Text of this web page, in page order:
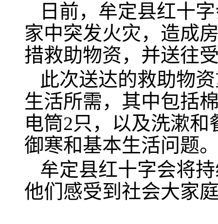
日前，牟定县红十
家中突发火灾，造成
措救助物资，并送往
此次送达的救助物
生活所需，其中包括
电筒2只，以及洗漱
御寒和基本生活问题
牟定县红十字会将
他们感受到社会大家